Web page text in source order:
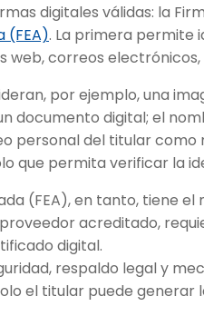
digitales válidas: la
(FEA). La primera permite
web, correos
por ejemplo, una
documento digital; el
personal del titular como
que permita verificar la
(FEA), en tanto, tiene
acreditado,
digital.
respaldo legal y
el titular puede generar